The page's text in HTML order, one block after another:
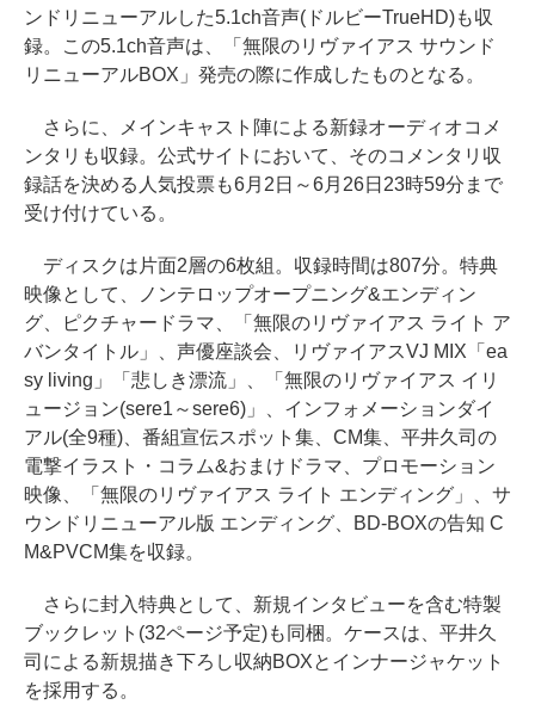
ンドリニューアルした5.1ch音声(ドルビーTrueHD)も収
録。この5.1ch音声は、「無限のリヴァイアス サウンド
リニューアルBOX」発売の際に作成したものとなる。
さらに、メインキャスト陣による新録オーディオコメ
ンタリも収録。公式サイトにおいて、そのコメンタリ収
録話を決める人気投票も6月2日～6月26日23時59分まで
受け付けている。
ディスクは片面2層の6枚組。収録時間は807分。特典
映像として、ノンテロップオープニング&エンディン
グ、ピクチャードラマ、「無限のリヴァイアス ライト ア
バンタイトル」、声優座談会、リヴァイアスVJ MIX「ea
sy living」「悲しき漂流」、「無限のリヴァイアス イリ
ュージョン(sere1～sere6)」、インフォメーションダイ
アル(全9種)、番組宣伝スポット集、CM集、平井久司の
電撃イラスト・コラム&おまけドラマ、プロモーション
映像、「無限のリヴァイアス ライト エンディング」、サ
ウンドリニューアル版 エンディング、BD-BOXの告知 C
M&PVCM集を収録。
さらに封入特典として、新規インタビューを含む特製
ブックレット(32ページ予定)も同梱。ケースは、平井久
司による新規描き下ろし収納BOXとインナージャケット
を採用する。